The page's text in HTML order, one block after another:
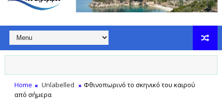
Home Unlabelled
Φθινοπωρινό το σκηνικό του καιρού
από σήμερα